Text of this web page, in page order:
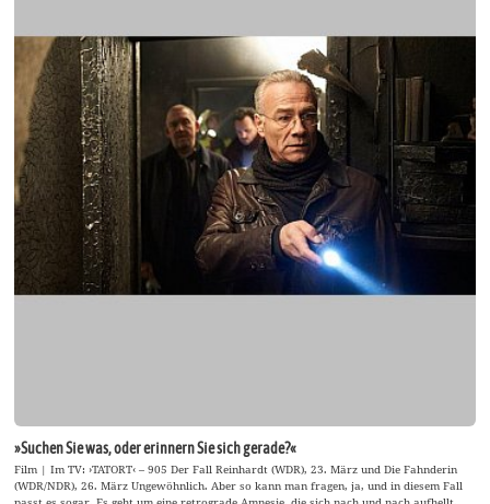
»Suchen Sie was, oder erinnern Sie sich gerade?«
Film | Im TV: ›TATORT‹ – 905 Der Fall Reinhardt (WDR), 23. März und Die Fahnderin
(WDR/NDR), 26. März Ungewöhnlich. Aber so kann man fragen, ja, und in diesem Fall